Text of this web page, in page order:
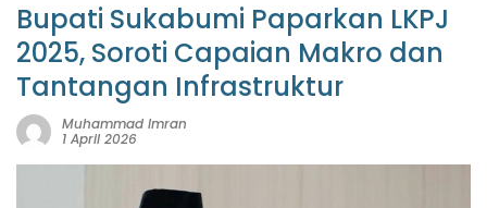
Bupati Sukabumi Paparkan LKPJ
2025, Soroti Capaian Makro dan
Tantangan Infrastruktur
Muhammad Imran
1 April 2026